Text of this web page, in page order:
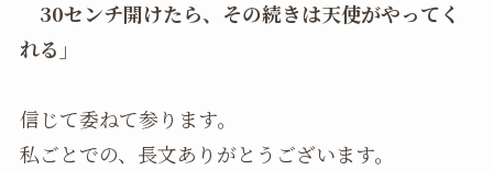
30センチ開けたら、その続きは天使がやってく
れる」
信じて委ねて参ります。
私ごとでの、長文ありがとうございます。